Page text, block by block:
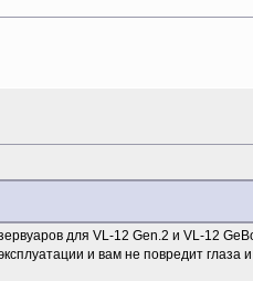
для VL-12 Gen.2 и VL-12
и вам не повредит глаза